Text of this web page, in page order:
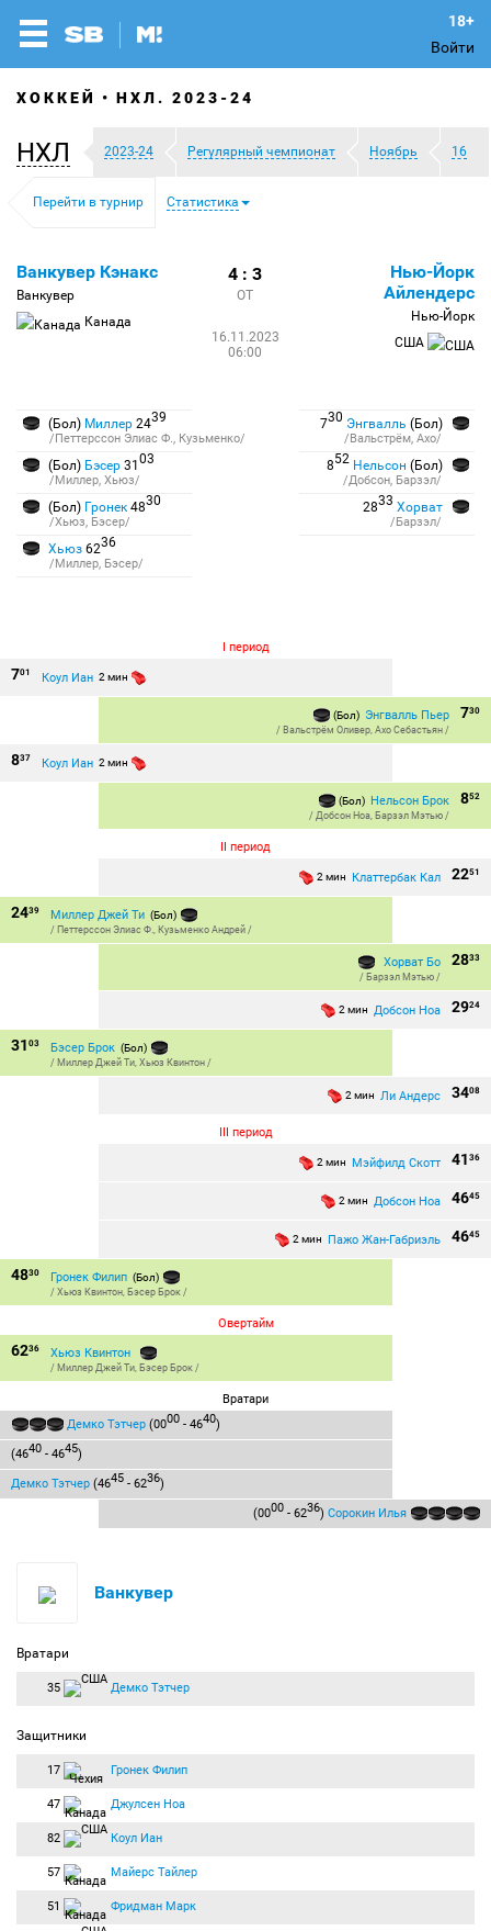
Войти
ХОККЕЙ НХЛ. 2023-24
НХЛ 2023-24 Регулярный чемпионат Ноябрь 16
Перейти в турнир Статистика
Ванкувер Кэнакс
Ванкувер
Канада
4 : 3
ОТ
16.11.2023
06:00
Нью-Йорк
Айлендерс
Нью-Йорк
США
(Бол) Миллер 2439
/Петтерссон Элиас Ф., Кузьменко/
(Бол) Бэсер 31 03
/Миллер, Хьюз/
(Бол) Гронек 4830
/Хьюз, Бэсер/
Хьюз 6236
/Миллер, Бэсер/
730 Энгвалль (Бол)
/Вальстрём, Ахо/
852 Нельсон (Бол)
/Добсон, Барзэл/
2833 Хорват
/Барзэл/
I период
701 Коул Иан 2 мин
730
(Бол) Энгвалль Пьер
/ Вальстрём Оливер, Ахо Себастьян /
837 Коул Иан 2 мин
852
(Бол) Нельсон Брок
/ Добсон Ноа, Барзэл Мэтью /
II период
2251
2 мин Клаттербак Кал
2439 Миллер Джей Ти (Бол)
/ Петтерссон Элиас Ф., Кузьменко Андрей /
2833
Хорват Бо
/ Барзэл Мэтью /
2924
2 мин Добсон Ноа
31 03 Бэсер Брок (Бол)
/ Миллер Джей Ти, Хьюз Квинтон /
3408
2 мин Ли Андерс
III период
41 36
2 мин Мэйфилд Скотт
4645
2 мин Добсон Ноа
4645
2 мин Пажо Жан-Габриэль
4830 Гронек Филип (Бол)
/ Хьюз Квинтон, Бэсер Брок /
Овертайм
6236 Хьюз Квинтон
/ Миллер Джей Ти, Бэсер Брок /
Вратари
Демко Тэтчер (0000 - 4640)
(4640 - 4645)
Демко Тэтчер (4645 - 6236)
(0000 - 6236) Сорокин Илья
Ванкувер
Вратари
35 Демко Тэтчер
Защитники
17 Гронек Филип
47 Джулсен Ноа
82 Коул Иан
57 Майерс Тайлер
51 Фридман Марк